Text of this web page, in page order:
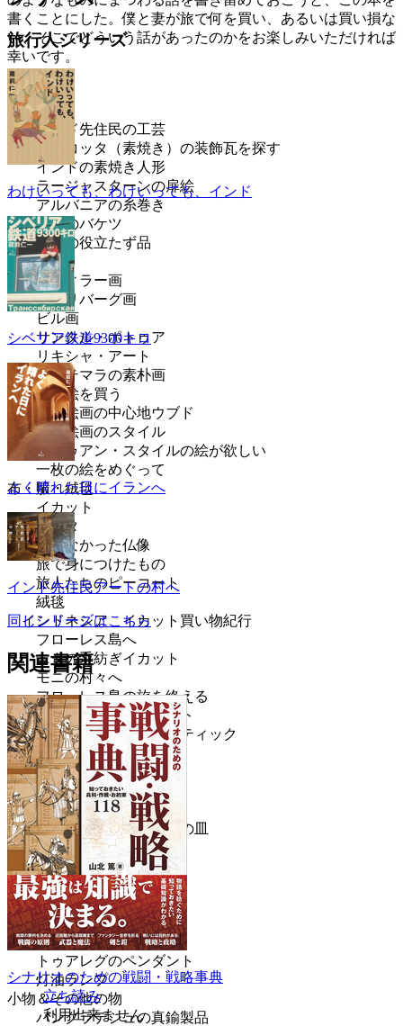
書くことにした。僕と妻が旅で何を買い、あるいは買い損な
い、そこでどういう話があったのかをお楽しみいただければ
幸いです。
はじめに
工芸
インド先住民の工芸
テラコッタ（素焼き）の装飾瓦を探す
インドの素焼き人形
ラージャスターンの扉絵
アルバニアの糸巻き
真鍮のバケツ
夫婦の役立たず品
絵画
ミティラー画
ハザリバーグ画
ビル画
サンタル・ポトゥア
リキシャ・アート
グアテマラの素朴画
バリで絵を買う
バリ絵画の中心地ウブド
バリ絵画のスタイル
バトゥアン・スタイルの絵が欲しい
一枚の絵をめぐって
布・服・絨毯
イカット
カンタ
買えなかった仏像
旅で身につけたもの
旅人たちのピーコート
絨毯
インドネシア イカット買い物紀行
フローレス島へ
ニタの手紡ぎイカット
モニの村々へ
フローレス島の旅を終える
スンバワ島のソンケット
ジョグジャカルタのバティック
焼き物と食器
カップ
あちこちで食器を買う
ポルトガルのタイル
ピニェイロのキャベツの皿
ベトナムのワンダラー
モロッコの化石の皿
中国と香港で安物買い
アフリカ
アフリカの人形と仮面
布とアップリケ
トゥアレグのペンダント
灯油ランプ
小物＆その他の物
バングラデシュの真鍮製品
旅行人シリーズ
わけいっても、わけいっても、インド
シベリア鉄道9300キロ
よく晴れた日にイランへ
インド先住民アートの村へ
同じシリーズはこちら
関連書籍
シナリオのための戦闘・戦略事典
立ち読み
利用出来ません